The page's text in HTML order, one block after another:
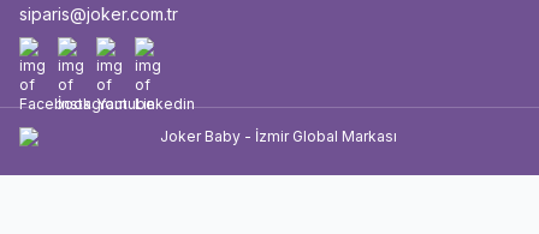
siparis@joker.com.tr
Facebook
İnstagram
YoutubeLinkedin